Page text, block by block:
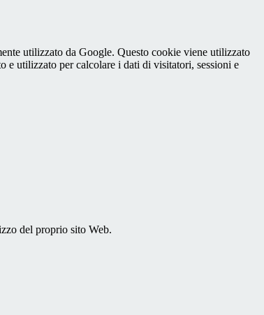
utilizzato da Google. Questo cookie viene utilizzato
e utilizzato per calcolare i dati di visitatori, sessioni e
del proprio sito Web.